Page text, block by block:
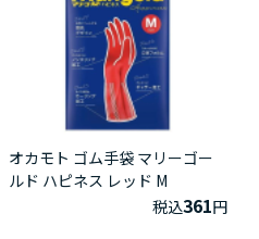
オカモト ゴム手袋 マリーゴー
ルド ハピネス レッド M
税込361円